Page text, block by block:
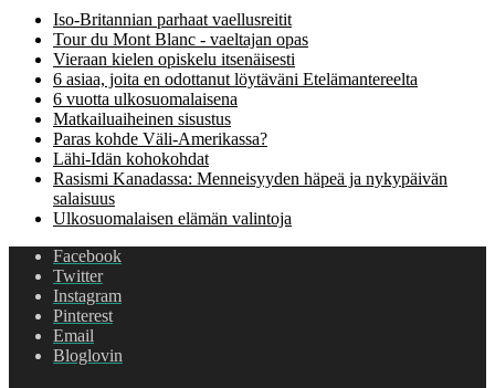
Iso-Britannian parhaat vaellusreitit
Tour du Mont Blanc - vaeltajan opas
Vieraan kielen opiskelu itsenäisesti
6 asiaa, joita en odottanut löytäväni Etelämantereelta
6 vuotta ulkosuomalaisena
Matkailuaiheinen sisustus
Paras kohde Väli-Amerikassa?
Lähi-Idän kohokohdat
Rasismi Kanadassa: Menneisyyden häpeä ja nykypäivän
salaisuus
Ulkosuomalaisen elämän valintoja
Facebook
Twitter
Instagram
Pinterest
Email
Bloglovin